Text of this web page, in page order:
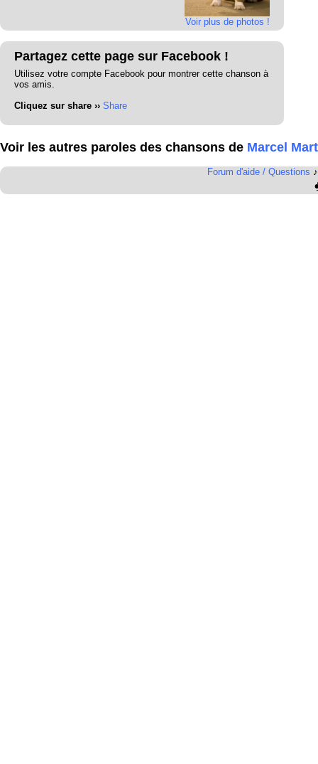
Voir plus de photos !
Partagez cette page sur Facebook !
Utilisez votre compte Facebook pour montrer cette chanson à
vos amis.
Cliquez sur share ›› Share
Voir les autres paroles des chansons de Marcel
Forum d'aide / Questions